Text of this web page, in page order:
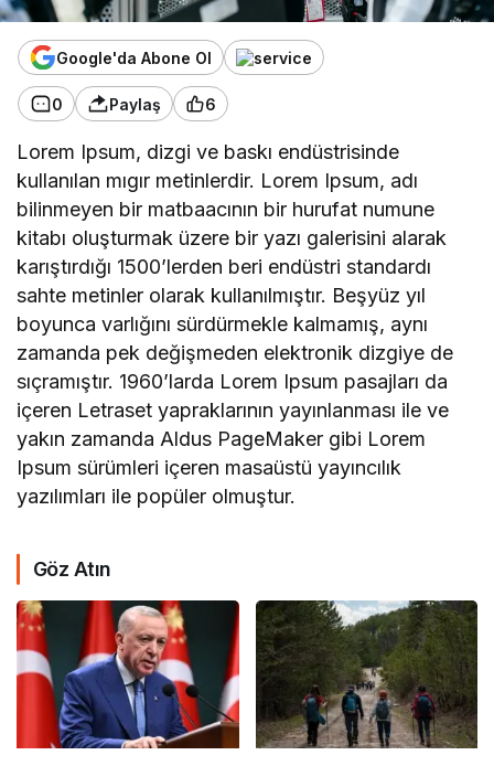
Google'da Abone Ol
0 Paylaş 6
Lorem Ipsum, dizgi ve baskı endüstrisinde
kullanılan mıgır metinlerdir. Lorem Ipsum, adı
bilinmeyen bir matbaacının bir hurufat numune
kitabı oluşturmak üzere bir yazı galerisini alarak
karıştırdığı 1500’lerden beri endüstri standardı
sahte metinler olarak kullanılmıştır. Beşyüz yıl
boyunca varlığını sürdürmekle kalmamış, aynı
zamanda pek değişmeden elektronik dizgiye de
sıçramıştır. 1960’larda Lorem Ipsum pasajları da
içeren Letraset yapraklarının yayınlanması ile ve
yakın zamanda Aldus PageMaker gibi Lorem
Ipsum sürümleri içeren masaüstü yayıncılık
yazılımları ile popüler olmuştur.
Göz Atın